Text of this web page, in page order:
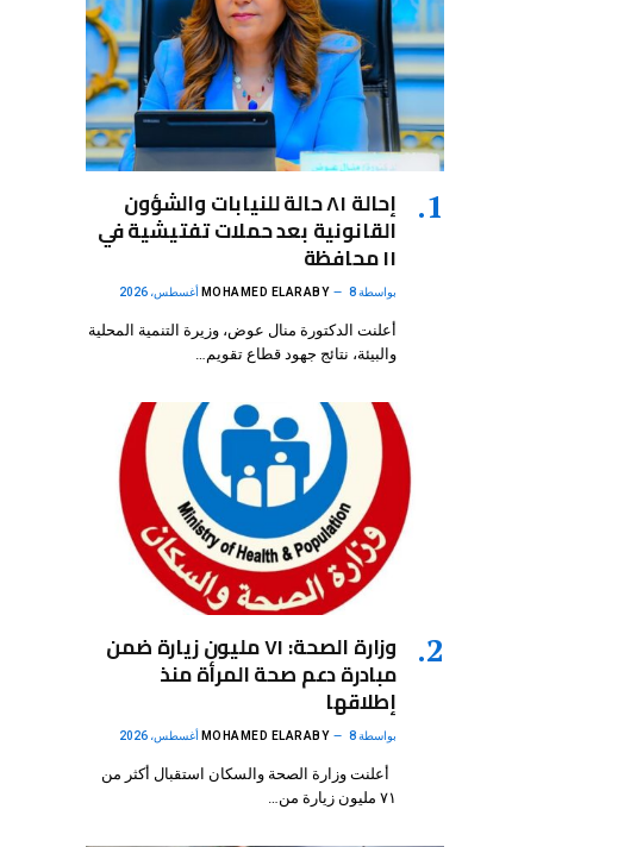
إحالة ٨١ حالة للنيابات والشؤون
القانونية بعد حملات تفتيشية في
١١ محافظة
بواسطة MOHAMED ELARABY 8 أغسطس، 2026
أعلنت الدكتورة منال عوض، وزيرة التنمية المحلية
والبيئة، نتائج جهود قطاع تقويم…
وزارة الصحة: ٧١ مليون زيارة ضمن
مبادرة دعم صحة المرأة منذ
إطلاقها
بواسطة MOHAMED ELARABY 8 أغسطس، 2026
أعلنت وزارة الصحة والسكان استقبال أكثر من
٧١ مليون زيارة من…